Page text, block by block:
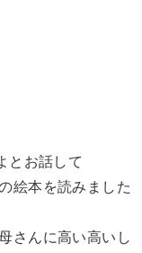
とお話して
絵本を読みました
さんに高い高いし